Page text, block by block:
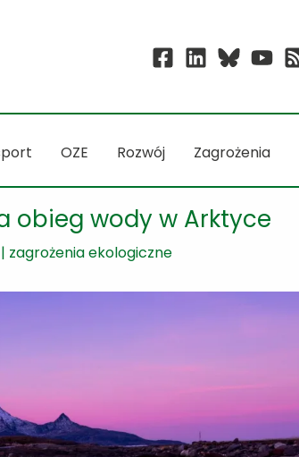
OZE Rozwój Zagrożenia
obieg wody w Arktyce
| zagrożenia ekologiczne